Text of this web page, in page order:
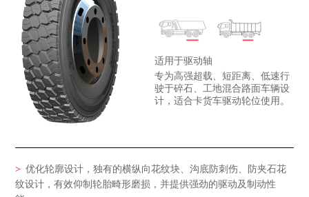
适用于驱动轴
专为高强超载、短距离、低速行
驶于碎石、工地混合路面车辆设
计，适合卡货车驱动轮位使用。
> 优化轮廓设计，独有的横纵向花纹块、沟底防刺伤、防夹石花
纹设计，有效仰制轮胎畸形磨损，并提供强劲的驱动及制动性